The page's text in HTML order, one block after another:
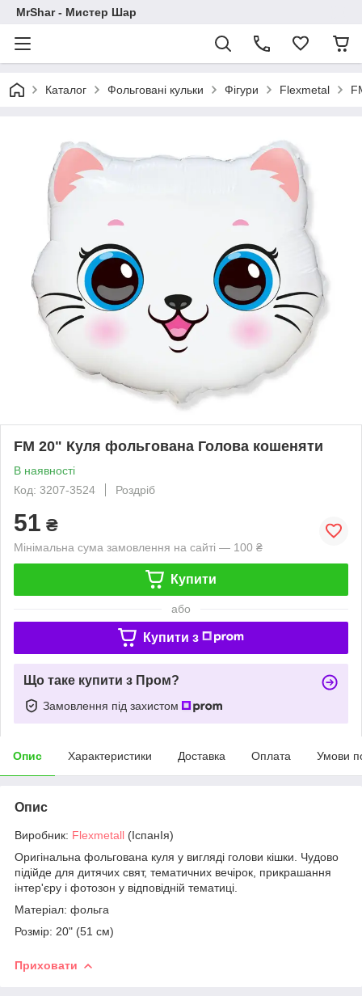
MrShar - Мистер Шар
Каталог Фольговані кульки Фігури Flexmetal
FM 20" Куля фольгована Голова кошеняти
В наявності
Код: 3207-3524
Роздріб
51 ₴
Мінімальна сума замовлення на сайті — 100 ₴
Купити
або
Купити з
Що таке купити з Пром?
Замовлення під захистом
Опис Характеристики Доставка Оплата Умови
Опис
Виробник: Flexmetall (ІспанІя)
Оригінальна фольгована куля у вигляді голови кішки. Чудово
підійде для дитячих свят, тематичних вечірок, прикрашання
інтер'єру і фотозон у відповідній тематиці.
Матеріал: фольга
Розмір: 20" (51 см)
Приховати